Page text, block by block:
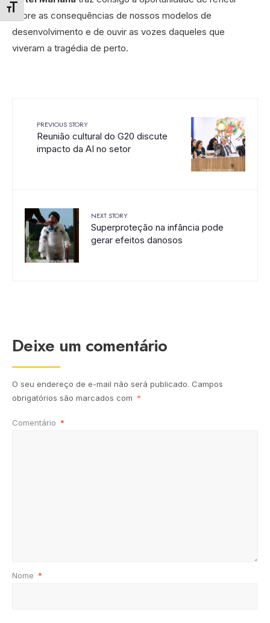
Alternar tamanho da fonte
sobre as consequências de nossos modelos de
desenvolvimento e de ouvir as vozes daqueles que
viveram a tragédia de perto.
PREVIOUS STORY
Reunião cultural do G20 discute
impacto da AI no setor
NEXT STORY
Superproteção na infância pode
gerar efeitos danosos
Deixe um comentário
O seu endereço de e-mail não será publicado. Campos
obrigatórios são marcados com *
Comentário *
Nome *